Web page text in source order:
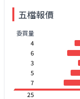
五檔報價
委買量
4
6
3
5
7
25